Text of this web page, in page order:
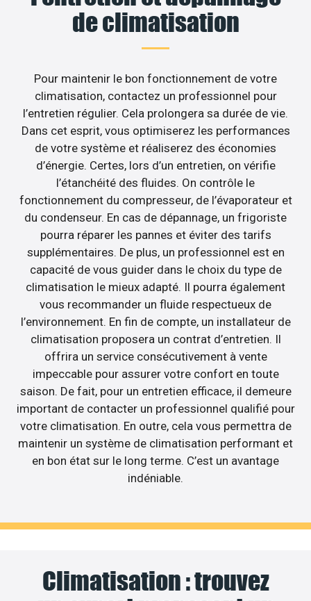
de climatisation
Pour maintenir le bon fonctionnement de votre
climatisation, contactez un professionnel pour
l’entretien régulier. Cela prolongera sa durée de vie.
Dans cet esprit, vous optimiserez les performances
de votre système et réaliserez des économies
d’énergie. Certes, lors d’un entretien, on vérifie
l’étanchéité des fluides. On contrôle le
fonctionnement du compresseur, de l’évaporateur et
du condenseur. En cas de dépannage, un frigoriste
pourra réparer les pannes et éviter des tarifs
supplémentaires. De plus, un professionnel est en
capacité de vous guider dans le choix du type de
climatisation le mieux adapté. Il pourra également
vous recommander un fluide respectueux de
l’environnement. En fin de compte, un installateur de
climatisation proposera un contrat d’entretien. Il
offrira un service consécutivement à vente
impeccable pour assurer votre confort en toute
saison. De fait, pour un entretien efficace, il demeure
important de contacter un professionnel qualifié pour
votre climatisation. En outre, cela vous permettra de
maintenir un système de climatisation performant et
en bon état sur le long terme. C’est un avantage
indéniable.
Climatisation : trouvez